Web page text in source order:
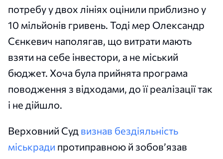
потребу у двох лініях оцінили приблизно у
10 мільйонів гривень. Тоді мер Олександр
Сєнкевич наполягав, що витрати мають
взяти на себе інвестори, а не міський
бюджет. Хоча була прийнята програма
поводження з відходами, до її реалізації так
і не дійшло.
Верховний Суд визнав бездіяльність
міськради протиправною й зобов’язав